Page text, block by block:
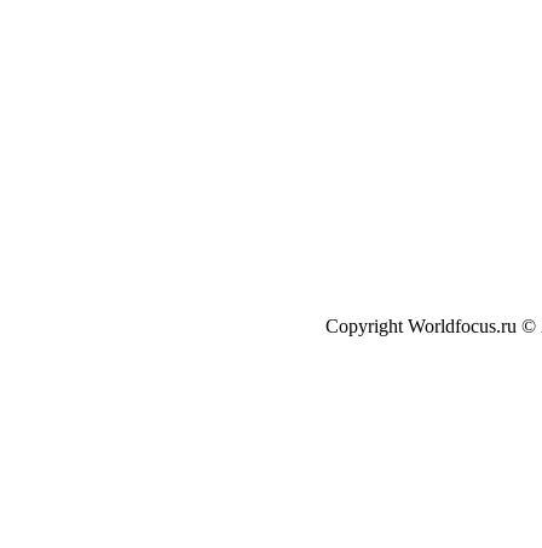
Copyright Worldfocus.ru ©